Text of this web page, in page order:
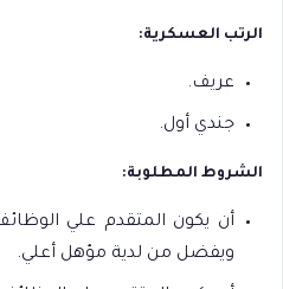
الرتب العسكرية:
عريف.
جندي أول.
الشروط المطلوبة:
أن يكون المتقدم علي
ويفضل من لدية مؤهل أعلي.